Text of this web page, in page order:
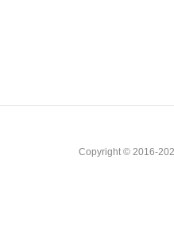
Copyright © 2016-